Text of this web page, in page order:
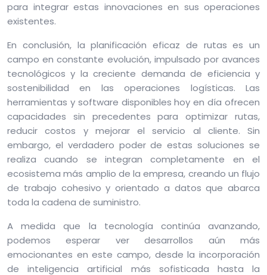
para integrar estas innovaciones en sus operaciones
existentes.
En conclusión, la planificación eficaz de rutas es un
campo en constante evolución, impulsado por avances
tecnológicos y la creciente demanda de eficiencia y
sostenibilidad en las operaciones logísticas. Las
herramientas y software disponibles hoy en día ofrecen
capacidades sin precedentes para optimizar rutas,
reducir costos y mejorar el servicio al cliente. Sin
embargo, el verdadero poder de estas soluciones se
realiza cuando se integran completamente en el
ecosistema más amplio de la empresa, creando un flujo
de trabajo cohesivo y orientado a datos que abarca
toda la cadena de suministro.
A medida que la tecnología continúa avanzando,
podemos esperar ver desarrollos aún más
emocionantes en este campo, desde la incorporación
de inteligencia artificial más sofisticada hasta la